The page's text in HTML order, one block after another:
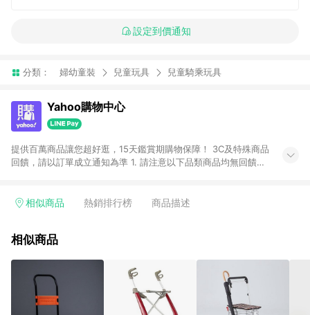
設定到價通知
分類： 婦幼童裝 兒童玩具 兒童騎乘玩具
Yahoo購物中心
提供百萬商品讓您超好逛，15天鑑賞期購物保障！ 3C及特殊商品
回饋，請以訂單成立通知為準 1. 請注意以下品類商品均無回饋：
電玩/遊戲/相機/單眼/鏡頭/拍立得 [2024/6/1起適用] -內接硬
的購回饋活動享Yahoo超贈點回饋者 - 購物中心商店之商品：商
3. 訂單回饋金額將扣除運費/購物金/超贈點/福利金/紅利折抵/折
價券等虛擬貨幣折抵 4. 大宗採購或批發轉賣不具回饋資格： 如
有相關事證認定您為大宗採購、批發轉賣而非最終消費使用者，
相關認定以Yahoo購物中心之認定為準
相似商品 熱銷排行榜 商品描述
相似商品